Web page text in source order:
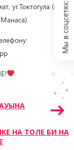
уг.Токтогула (над
НА ТОЛЕ БИ НА
Мы в соцсетях: